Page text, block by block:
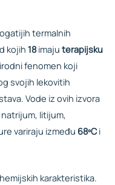
termalnih
kojih 18imaju terapijsku
fenomen koji
svojih lekovitih
Vode iz ovih izvora
litijum,
variraju između 68ºCi
karakteristika.